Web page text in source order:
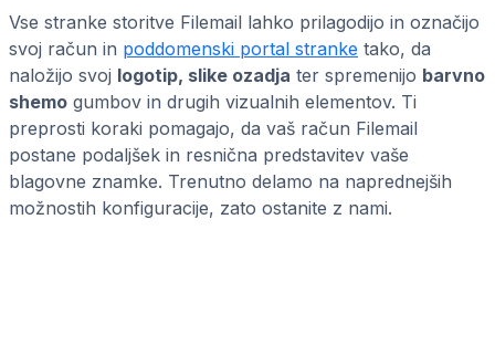
Vse stranke storitve Filemail lahko prilagodijo in označijo
svoj račun in poddomenski portal stranke tako, da
naložijo svoj logotip, slike ozadja ter spremenijo barvno
shemo gumbov in drugih vizualnih elementov. Ti
preprosti koraki pomagajo, da vaš račun Filemail
postane podaljšek in resnična predstavitev vaše
blagovne znamke. Trenutno delamo na naprednejših
možnostih konfiguracije, zato ostanite z nami.